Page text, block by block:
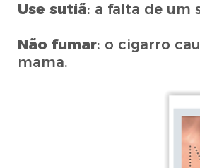
Use sutiã: a falta de um
Não fumar: o cigarro
mama.